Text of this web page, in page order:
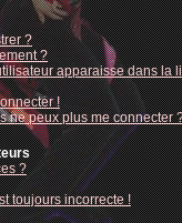
?
?
apparaisse dans la
!
ne peux plus me connecter
?
toujours incorrecte !